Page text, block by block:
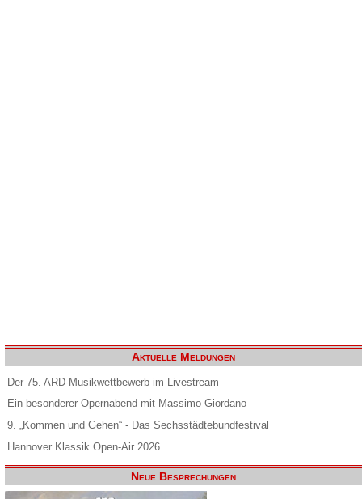
Aktuelle Meldungen
Der 75. ARD-Musikwettbewerb im Livestream
Ein besonderer Opernabend mit Massimo Giordano
9. „Kommen und Gehen“ - Das Sechsstädtebundfestival
Hannover Klassik Open-Air 2026
Neue Besprechungen